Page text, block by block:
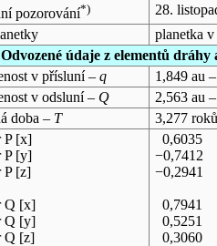
pozorování*)
28.
planetka
Odvozené údaje z elementů dráhy
v přísluní – q
1,849 au
v odsluní – Q
2,563 au
doba – T
3,277
P [x]
P [y]
P [z]
Q [x]
Q [y]
Q [z]
0,6035
−0,7412
−0,2941
0,7941
0,5251
0,3060